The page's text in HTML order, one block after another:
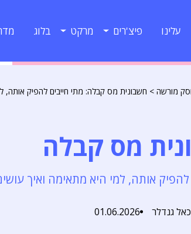
עלינו פיצ'רים מרקט בלוג
מורשה > חשבונית מס קבלה: מתי חייבים להפיק אותה,
מס קבלה
אותה, למי היא מתאימה ואיך עושים
גנדלר 01.06.2026